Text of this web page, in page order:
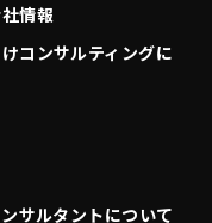
情報
コンサルティングに
サルタントについて